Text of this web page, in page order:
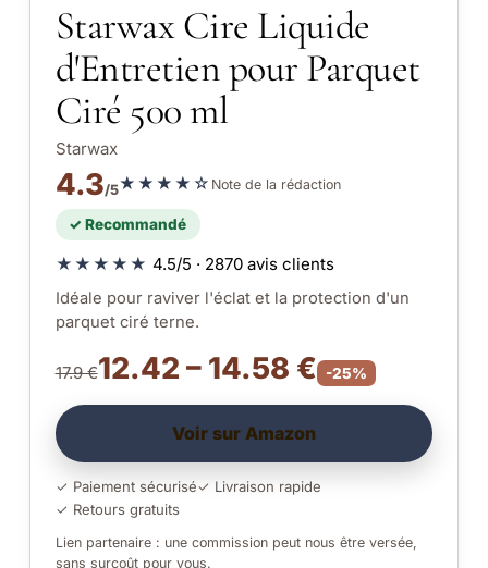
Starwax Cire Liquide
d'Entretien pour Parquet
Ciré 500 ml
Starwax
4.3/5★★★★☆ Note de la rédaction
✓ Recommandé
★★★★★ 4.5/5 · 2870 avis clients
Idéale pour raviver l'éclat et la protection d'un
parquet ciré terne.
17.9 €12.42 – 14.58 € -25%
Voir sur Amazon
✓ Paiement sécurisé✓ Livraison rapide
✓ Retours gratuits
Lien partenaire : une commission peut nous être versée,
sans surcoût pour vous.